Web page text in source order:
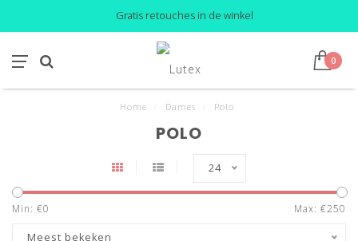
Gratis retouches in de winkel
0
Home Dames Polo
POLO
24
Min: €0 Max: €250
Meest bekeken